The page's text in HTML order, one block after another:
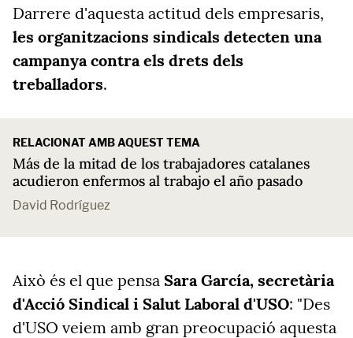
Darrere d'aquesta actitud dels empresaris,
les organitzacions sindicals detecten una
campanya contra els drets dels
treballadors.
RELACIONAT AMB AQUEST TEMA
Más de la mitad de los trabajadores catalanes
acudieron enfermos al trabajo el año pasado
David Rodríguez
Això és el que pensa Sara García, secretària
d'Acció Sindical i Salut Laboral d'USO: "Des
d'USO veiem amb gran preocupació aquesta